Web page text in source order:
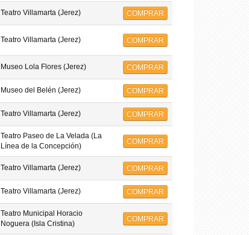
Teatro Villamarta (Jerez) COMPRAR
Teatro Villamarta (Jerez) COMPRAR
Museo Lola Flores (Jerez) COMPRAR
Museo del Belén (Jerez) COMPRAR
Teatro Villamarta (Jerez) COMPRAR
Teatro Paseo de La Velada (La
Línea de la Concepción)
COMPRAR
Teatro Villamarta (Jerez) COMPRAR
Teatro Villamarta (Jerez) COMPRAR
Teatro Municipal Horacio
Noguera (Isla Cristina)
COMPRAR